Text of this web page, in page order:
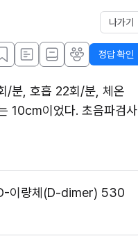
나가기
정답 확인
/분, 호흡 22회/분, 체온
10cm이었다. 초음파검사
이량체(D-dimer) 530